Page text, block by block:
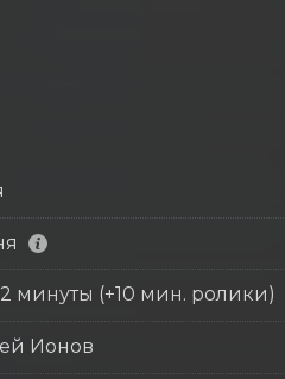
минуты (+10 мин. ролики)
Ионов